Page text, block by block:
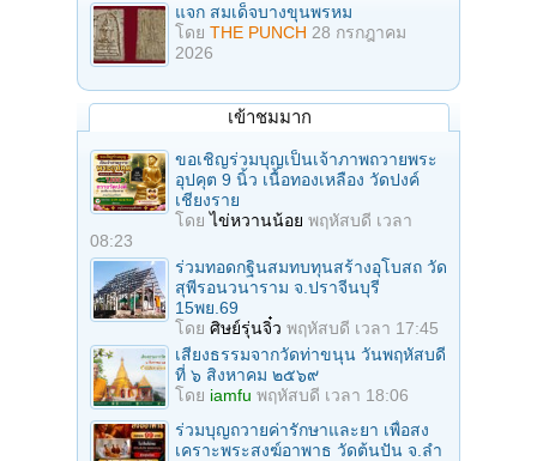
แจก สมเด็จบางขุนพรหม
โดย THE PUNCH 28 กรกฎาคม
2026
เข้าชมมาก
ขอเชิญร่วมบุญเป็นเจ้าภาพถวายพระ
อุปคุต 9 นิ้ว เนื้อทองเหลือง วัดปงค์
เชียงราย
โดยไข่หวานน้อย พฤหัสบดี เวลา
08:23
ร่วมทอดกฐินสมทบทุนสร้างอุโบสถ วัด
สุพีรอนวนาราม จ.ปราจีนบุรี
15พย.69
โดย ศิษย์รุ่นจิ๋ว พฤหัสบดี เวลา 17:45
เสียงธรรมจากวัดท่าขนุน วันพฤหัสบดี
ที่ ๖ สิงหาคม ๒๕๖๙
โดย iamfu พฤหัสบดี เวลา 18:06
ร่วมบุญถวายค่ารักษาและยา เพื่อสง
เคราะพระสงฆ์อาพาธ วัดต้นปัน จ.ลํา